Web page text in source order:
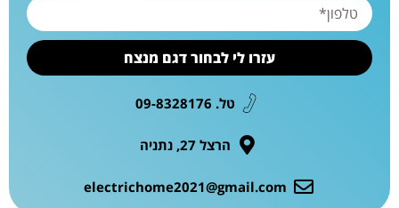
עזרו לי לבחור דגם מנצח
טל. 09-8328176
הרצל 27, נתניה
electrichome2021@gmail.com